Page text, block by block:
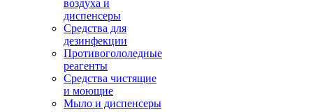
воздуха и
диспенсеры
Средства для
дезинфекции
Противогололедные
реагенты
Средства чистящие
и моющие
Мыло и диспенсеры